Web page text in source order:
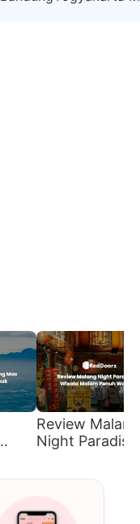
Review Malang
Night Paradise: